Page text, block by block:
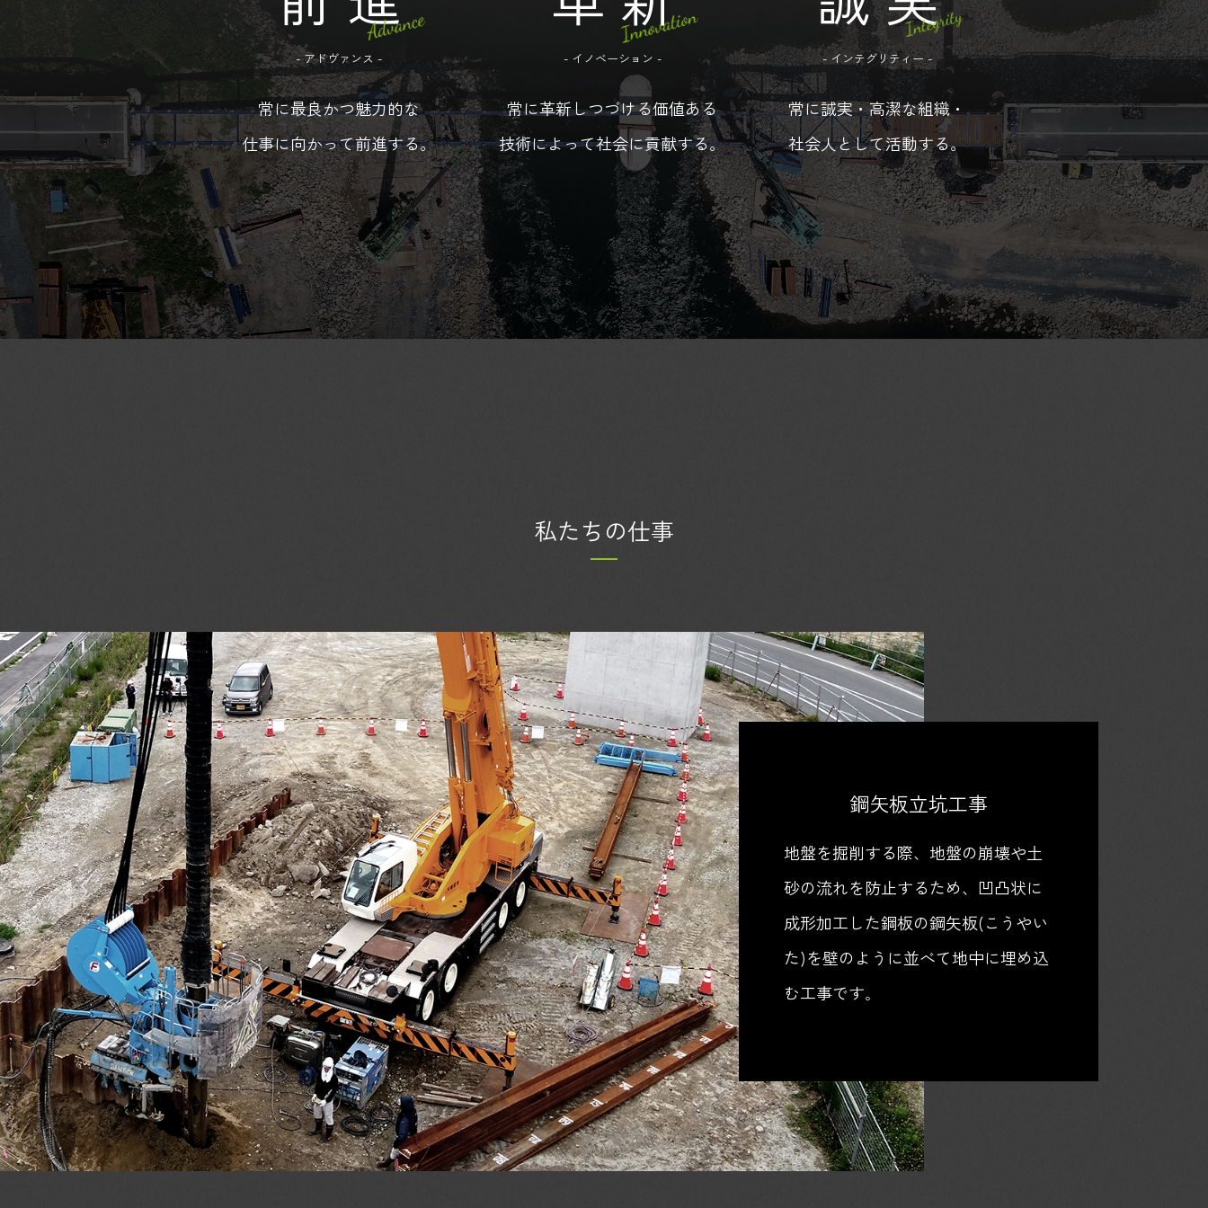
- アドヴァンス -
常に最良かつ魅力的な
仕事に向かって前進する。
- イノベーション -
常に革新しつづける価値ある
技術によって社会に貢献する。
- インテグリティー -
常に誠実・高潔な組織・
社会人として活動する。
私たちの仕事
鋼矢板立坑工事
地盤を掘削する際、地盤の崩壊や土
砂の流れを防止するため、凹凸状に
成形加工した鋼板の鋼矢板(こうやい
た)を壁のように並べて地中に埋め込
む工事です｡